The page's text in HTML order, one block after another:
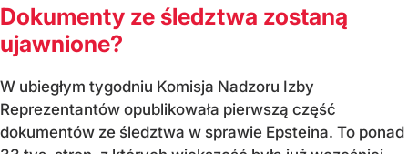
Dokumenty ze śledztwa zostaną
ujawnione?
W ubiegłym tygodniu Komisja Nadzoru Izby
Reprezentantów opublikowała pierwszą część
dokumentów ze śledztwa w sprawie Epsteina. To ponad